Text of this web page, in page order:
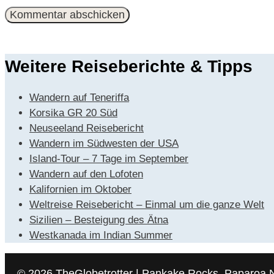
Weitere Reiseberichte & Tipps
Wandern auf Teneriffa
Korsika GR 20 Süd
Neuseeland Reisebericht
Wandern im Südwesten der USA
Island-Tour – 7 Tage im September
Wandern auf den Lofoten
Kalifornien im Oktober
Weltreise Reisebericht – Einmal um die ganze Welt
Sizilien – Besteigung des Ätna
Westkanada im Indian Summer